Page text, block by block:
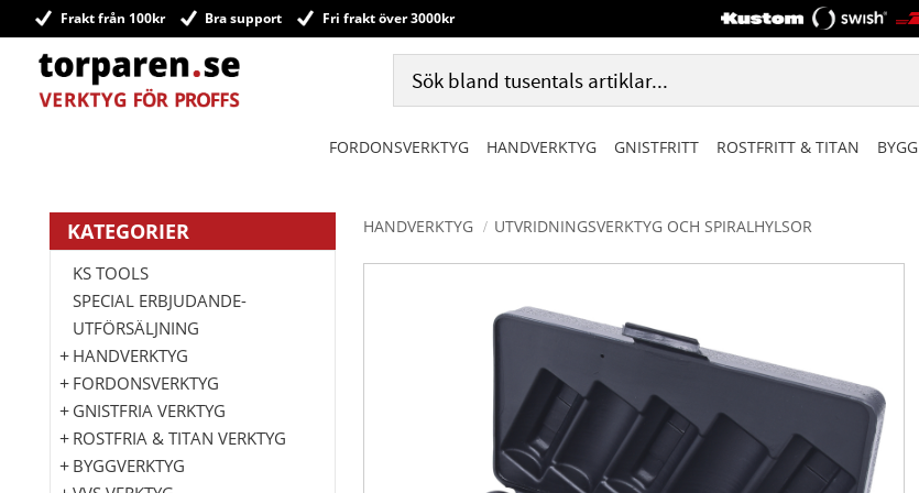
Frakt från 100kr Bra support Fri frakt över 3000kr
FORDONSVERKTYG HANDVERKTYG GNISTFRITT ROSTFRITT & TITAN BYGG
HANDVERKTYG UTVRIDNINGSVERKTYG OCH SPIRALHYLSOR
KATEGORIER
KS TOOLS
SPECIAL ERBJUDANDE-
UTFÖRSÄLJNING
HANDVERKTYG
FORDONSVERKTYG
GNISTFRIA VERKTYG
ROSTFRIA & TITAN VERKTYG
BYGGVERKTYG